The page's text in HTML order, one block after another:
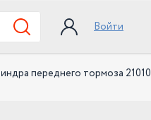
Войти
переднего тормоза 21010